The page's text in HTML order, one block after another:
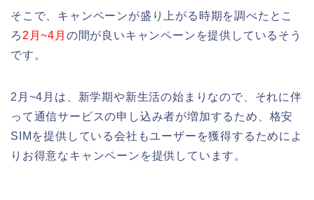
そこで、キャンペーンが盛り上がる時期を調べたとこ
ろ 2月~4月 の間が良いキャンペーンを提供しているそう
です。
2月~4月は、新学期や新生活の始まりなので、それに伴
って通信サービスの申し込み者が増加するため、格安
SIMを提供している会社もユーザーを獲得するためによ
りお得意なキャンペーンを提供しています。